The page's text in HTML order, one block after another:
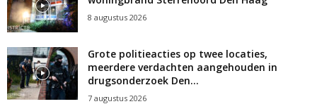
8 augustus 2026
Grote politieacties op twee locaties,
meerdere verdachten aangehouden in
drugsonderzoek Den...
7 augustus 2026